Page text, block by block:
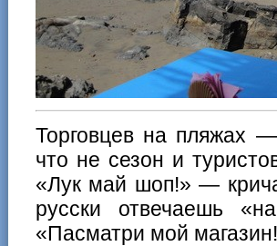
Торговцев на пляжах
что не сезон и
«Лук май шоп!» —
русски отвечаешь
«Пасматри мой